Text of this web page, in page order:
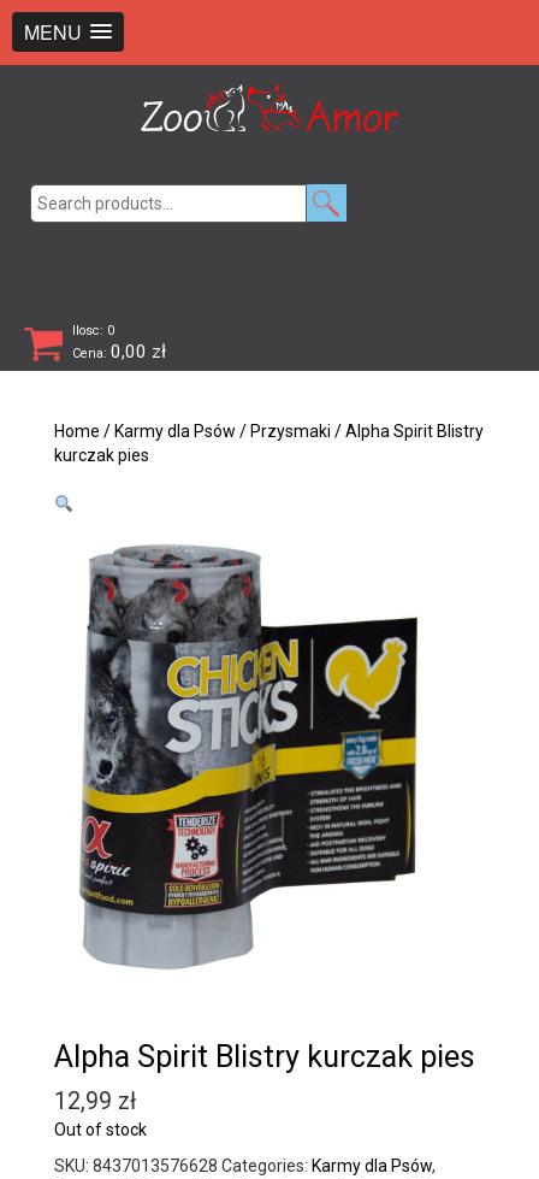
MENU
Ilosc: 0
Cena: 0,00 zł
Home / Karmy dla Psów / Przysmaki / Alpha Spirit Blistry
kurczak pies
Alpha Spirit Blistry kurczak pies
12,99 zł
Out of stock
SKU: 8437013576628 Categories: Karmy dla Psów,